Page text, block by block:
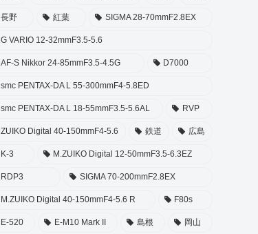
長野 紅葉 SIGMA 28-70mmF2.8EX
G VARIO 12-32mmF3.5-5.6
AF-S Nikkor 24-85mmF3.5-4.5G D7000
smc PENTAX-DA L 55-300mmF4-5.8ED
smc PENTAX-DA L 18-55mmF3.5-5.6AL RVP
ZUIKO Digital 40-150mmF4-5.6 鉄道 広島
K-3 M.ZUIKO Digital 12-50mmF3.5-6.3EZ
RDP3 SIGMA 70-200mmF2.8EX
M.ZUIKO Digital 40-150mmF4-5.6 R F80s
E-520 E-M10 Mark II 島根 岡山